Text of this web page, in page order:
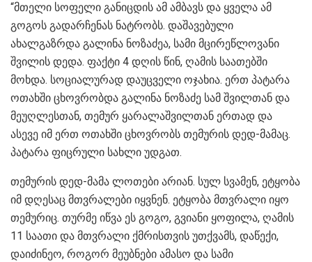
“მთელი სოფელი განიცდის ამ ამბავს და ყველა ამ
გოგოს გადარჩენას ნატრობს. დაშავებული
ახალგაზრდა გალინა ნოზაძეა, სამი მცირეწლოვანი
შვილის დედა. ფაქტი 4 დღის წინ, ღამის საათებში
მოხდა. სოციალურად დაუცველი ოჯახია. ერთ პატარა
ოთახში ცხოვრობდა გალინა ნოზაძე სამ შვილთან და
მეუღლესთან, თემურ ყარალაშვილთან ერთად და
ასევე იმ ერთ ოთახში ცხოვრობს თემურის დედ-მამაც.
პატარა ფიცრული სახლი უდგათ.
თემურის დედ-მამა ლოთები არიან. სულ სვამენ, ეტყობა
იმ დღესაც მთვრალები იყვნენ. ეტყობა მთვრალი იყო
თემურიც. თურმე იწვა ეს გოგო, გვიანი ყოფილა, ღამის
11 საათი და მთვრალი ქმრისთვის უთქვამს, დაწექი,
დაიძინეო, როგორ მეუბნები ამასო და სამი